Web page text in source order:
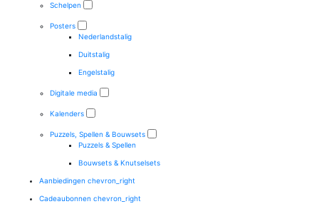
Schelpen
Posters
Nederlandstalig
Duitstalig
Engelstalig
Digitale media
Kalenders
Puzzels, Spellen & Bouwsets
Puzzels & Spellen
Bouwsets & Knutselsets
Aanbiedingen chevron_right
Cadeaubonnen chevron_right